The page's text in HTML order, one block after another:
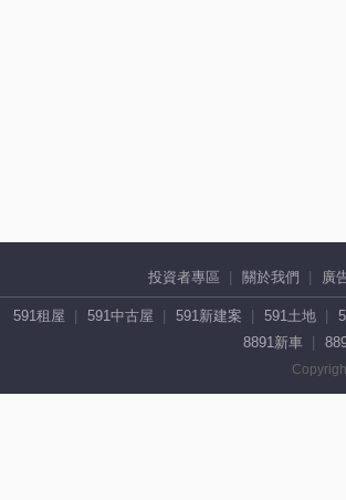
投資者專區 關於我們 廣
591租屋 591中古屋 591新建案 591土地
8891新車